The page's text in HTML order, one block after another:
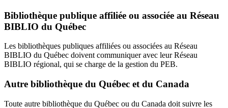
Bibliothèque publique affiliée ou associée au Réseau
BIBLIO du Québec
Les bibliothèques publiques affiliées ou associées au Réseau
BIBLIO du Québec doivent communiquer avec leur Réseau
BIBLIO régional, qui se charge de la gestion du PEB.
Autre bibliothèque du Québec et du Canada
Toute autre bibliothèque du Québec ou du Canada doit suivre les